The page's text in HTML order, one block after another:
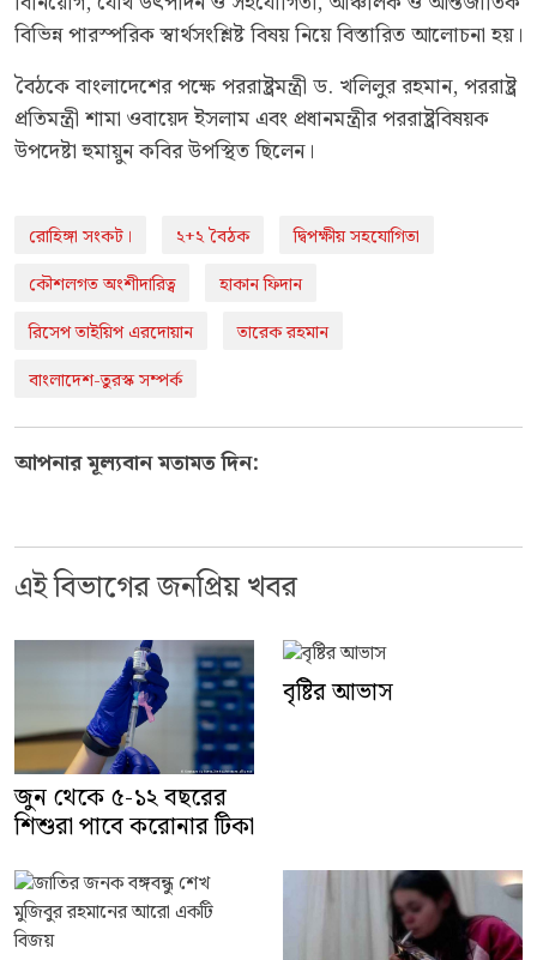
বিভিন্ন পারস্পরিক স্বার্থসংশ্লিষ্ট বিষয় নিয়ে বিস্তারিত আলোচনা হয়।
বৈঠকে বাংলাদেশের পক্ষে পররাষ্ট্রমন্ত্রী ড. খলিলুর রহমান, পররাষ্ট্র
প্রতিমন্ত্রী শামা ওবায়েদ ইসলাম এবং প্রধানমন্ত্রীর পররাষ্ট্রবিষয়ক
উপদেষ্টা হুমায়ুন কবির উপস্থিত ছিলেন।
রোহিঙ্গা সংকট। ২+২ বৈঠক
দ্বিপক্ষীয় সহযোগিতা
কৌশলগত অংশীদারিত্ব
হাকান ফিদান
রিসেপ তাইয়িপ এরদোয়ান
তারেক রহমান
বাংলাদেশ-তুরস্ক সম্পর্ক
আপনার মূল্যবান মতামত দিন:
এই বিভাগের জনপ্রিয় খবর
জুন থেকে ৫-১২ বছরের
শিশুরা পাবে করোনার টিকা
বৃষ্টির আভাস